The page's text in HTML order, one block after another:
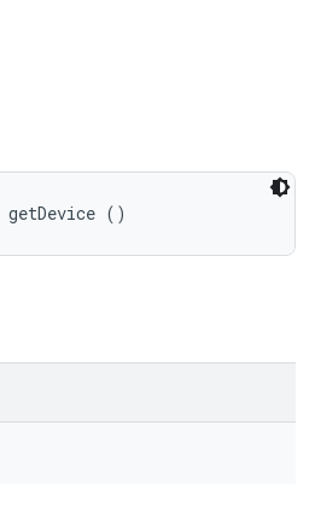
getDevice ()